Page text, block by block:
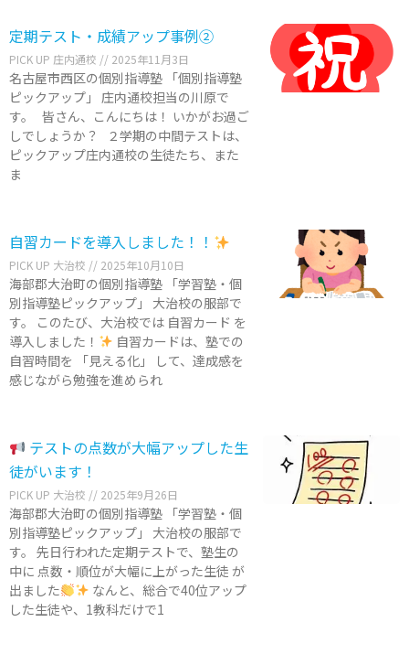
定期テスト・成績アップ事例②
PICK UP 庄内通校 2025年11月3日
名古屋市西区の個別指導塾 「個別指導塾
ピックアップ」 庄内通校担当の川原で
す。 皆さん、こんにちは！ いかがお過ご
しでしょうか？ ２学期の中間テストは、
ピックアップ庄内通校の生徒たち、また
ま
自習カードを導入しました！！
PICK UP 大治校 2025年10月10日
海部郡大治町の個別指導塾 「学習塾・個
別指導塾ピックアップ」 大治校の服部で
す。 このたび、大治校では 自習カード を
導入しました！
自習カードは、塾での
自習時間を 「見える化」 して、達成感を
感じながら勉強を進められ
テストの点数が大幅アップした生
徒がいます！
PICK UP 大治校 2025年9月26日
海部郡大治町の個別指導塾 「学習塾・個
別指導塾ピックアップ」 大治校の服部で
す。 先日行われた定期テストで、塾生の
中に 点数・順位が大幅に上がった生徒 が
出ました
なんと、総合で40位アップ
した生徒や、1教科だけで1